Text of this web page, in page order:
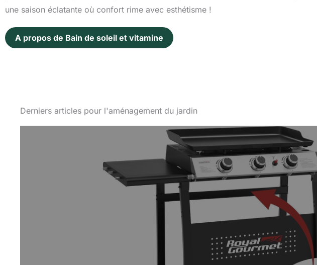
une saison éclatante où confort rime avec esthétisme !
A propos de Bain de soleil et vitamine
Derniers articles pour l'aménagement du jardin